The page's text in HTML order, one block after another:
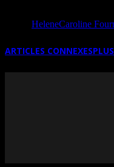
HeleneCaroline
ARTICLES CONNEXES